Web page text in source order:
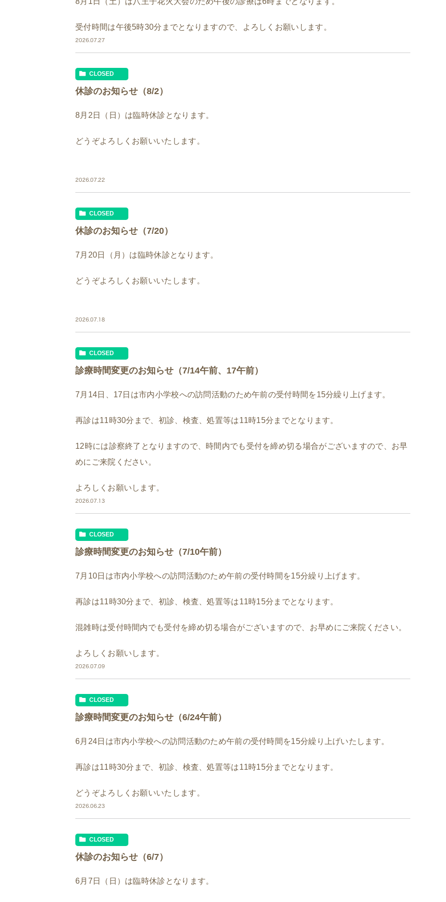
受付時間は午後5時30分までとなりますので、よろしくお願いします。
2026.07.27
CLOSED
休診のお知らせ（8/2）
8月2日（日）は臨時休診となります。
どうぞよろしくお願いいたします。
2026.07.22
CLOSED
休診のお知らせ（7/20）
7月20日（月）は臨時休診となります。
どうぞよろしくお願いいたします。
2026.07.18
CLOSED
診療時間変更のお知らせ（7/14午前、17午前）
7月14日、17日は市内小学校への訪問活動のため午前の受付時間を15分繰り上げます。
再診は11時30分まで、初診、検査、処置等は11時15分までとなります。
12時には診察終了となりますので、時間内でも受付を締め切る場合がございますので、お早
めにご来院ください。
よろしくお願いします。
2026.07.13
CLOSED
診療時間変更のお知らせ（7/10午前）
7月10日は市内小学校への訪問活動のため午前の受付時間を15分繰り上げます。
再診は11時30分まで、初診、検査、処置等は11時15分までとなります。
混雑時は受付時間内でも受付を締め切る場合がございますので、お早めにご来院ください。
よろしくお願いします。
2026.07.09
CLOSED
診療時間変更のお知らせ（6/24午前）
6月24日は市内小学校への訪問活動のため午前の受付時間を15分繰り上げいたします。
再診は11時30分まで、初診、検査、処置等は11時15分までとなります。
どうぞよろしくお願いいたします。
2026.06.23
CLOSED
休診のお知らせ（6/7）
6月7日（日）は臨時休診となります。